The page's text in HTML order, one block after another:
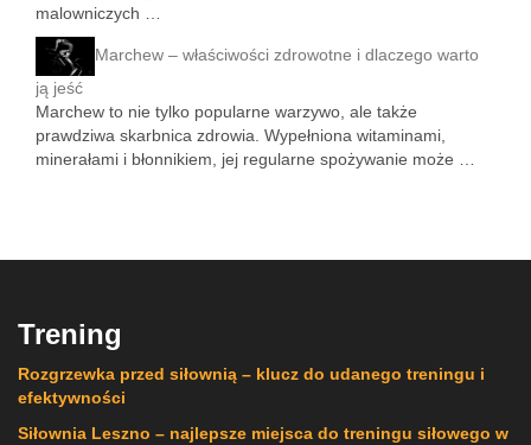
malowniczych …
Marchew – właściwości zdrowotne i dlaczego warto
ją jeść
Marchew to nie tylko popularne warzywo, ale także
prawdziwa skarbnica zdrowia. Wypełniona witaminami,
minerałami i błonnikiem, jej regularne spożywanie może …
Trening
Rozgrzewka przed siłownią – klucz do udanego treningu i
efektywności
Siłownia Leszno – najlepsze miejsca do treningu siłowego w